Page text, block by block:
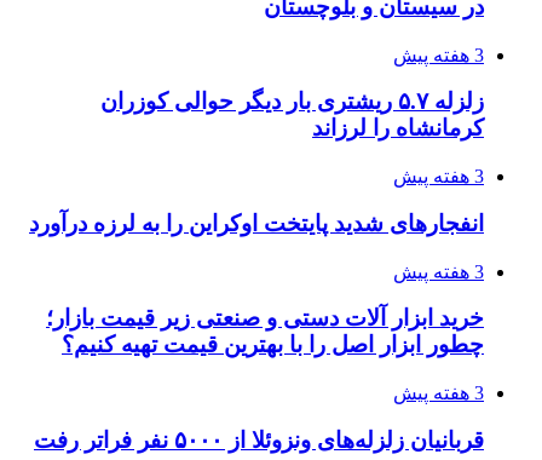
4 هفته پیش
هواپیماهای سوخت‌رسان آمریکا برای اسرائیل
دردسرساز شد
4 هفته پیش
چرا انتخاب تامین‌کننده تجهیزات جوشکاری، کیفیت
پروژه را تعیین می‌کند؟
4 هفته پیش
تفکر «تساوی» باعث صعود نکردن تیم ملی شد/
فدراسیون نگاهش را عوض کند
4 هفته پیش
از کجا تجهیزات ترافیکی باکیفیت بخریم؟ راهنمای